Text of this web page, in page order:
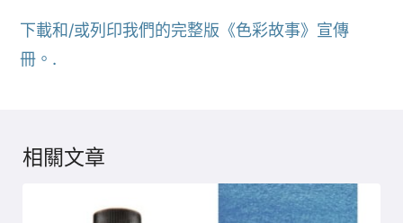
下載和/或列印我們的完整版《色彩故事》宣傳
冊。.
相關文章